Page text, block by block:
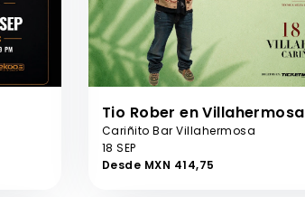
Tio Rober en Villahermosa
Cariñito Bar Villahermosa
18 SEP
Desde MXN 414,75